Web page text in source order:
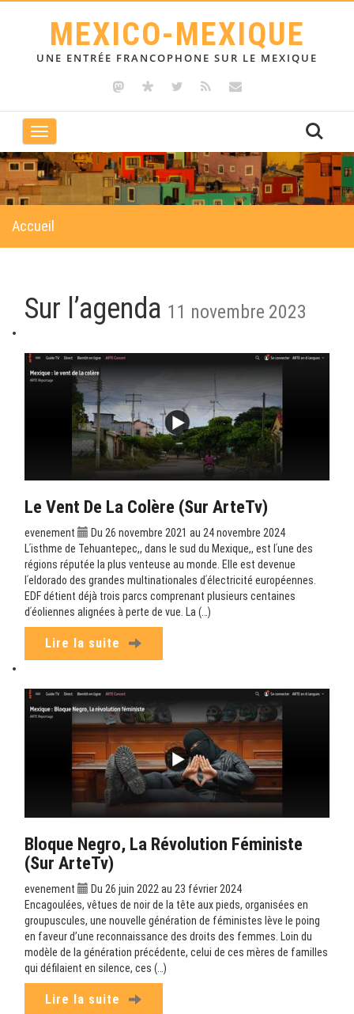
MEXICO-MEXIQUE
UNE ENTRÉE FRANCOPHONE SUR LE MEXIQUE
Toggle
navigation
Accueil
Sur l’agenda 11 novembre 2023
Le Vent De La Colère (sur ArteTv)
evenement
Du 26 novembre 2021 au 24 novembre 2024
Lʹisthme de Tehuantepec,, dans le sud du Mexique,, est lʹune des
régions réputée la plus venteuse au monde. Elle est devenue
lʹeldorado des grandes multinationales dʹélectricité européennes.
EDF détient déjà trois parcs comprenant plusieurs centaines
dʹéoliennes alignées à perte de vue. La (…)
Lire la suite
Bloque Negro, La Révolution Féministe
(sur ArteTv)
evenement
Du 26 juin 2022 au 23 février 2024
Encagoulées, vêtues de noir de la tête aux pieds, organisées en
groupuscules, une nouvelle génération de féministes lève le poing
en faveur d’une reconnaissance des droits des femmes. Loin du
modèle de la génération précédente, celui de ces mères de familles
qui défilaient en silence, ces (…)
Lire la suite